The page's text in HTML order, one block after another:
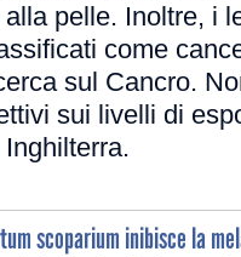
alla pelle. Inoltre, i
come
sul Cancro.
sui livelli di
scoparium inibisce la